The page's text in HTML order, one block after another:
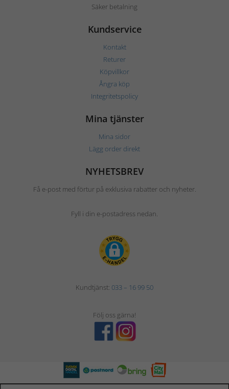
Säker betalning
Kundservice
Kontakt
Returer
Köpvillkor
Ångra köp
Integritetspolicy
Mina tjänster
Mina sidor
Lägg order direkt
NYHETSBREV
Få e-post med förtur på exklusiva rabatter och nyheter.
Fyll i din e-postadress nedan.
Kundtjänst: 033 – 16 99 50
Följ oss gärna!